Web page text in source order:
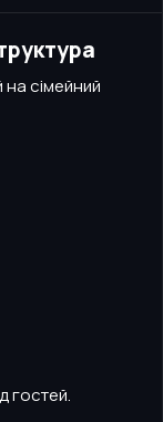
на сімейний
гостей.